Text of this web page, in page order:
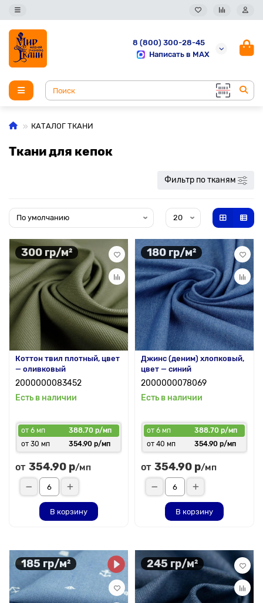
8 (800) 300-28-45
Написать в MAX
КАТАЛОГ ТКАНИ
Ткани для кепок
Фильтр по тканям
300 гр/м²
Коттон твил плотный, цвет
— оливковый
2000000083452
Есть в наличии
от 6 мп
388.70 р/мп
от 30 мп
354.90 р/мп
от 354.90 р/мп
В корзину
180 гр/м²
Джинс (деним) хлопковый,
цвет — синий
2000000078069
Есть в наличии
от 6 мп
388.70 р/мп
от 40 мп
354.90 р/мп
от 354.90 р/мп
В корзину
185 гр/м² 245 гр/м²